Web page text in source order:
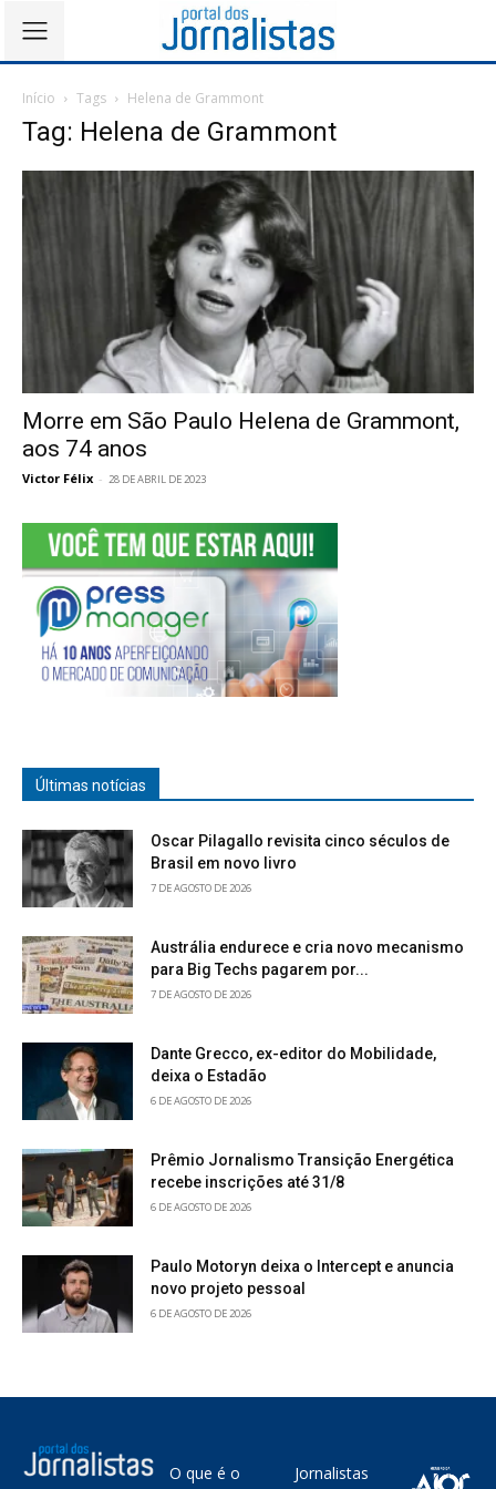
Início Tags Helena de Grammont
Tag: Helena de Grammont
Morre em São Paulo Helena de Grammont,
aos 74 anos
Victor Félix - 28 DE ABRIL DE 2023
Últimas notícias
Oscar Pilagallo revisita cinco séculos de
Brasil em novo livro
7 DE AGOSTO DE 2026
Austrália endurece e cria novo mecanismo
para Big Techs pagarem por...
7 DE AGOSTO DE 2026
Dante Grecco, ex-editor do Mobilidade,
deixa o Estadão
6 DE AGOSTO DE 2026
Prêmio Jornalismo Transição Energética
recebe inscrições até 31/8
6 DE AGOSTO DE 2026
Paulo Motoryn deixa o Intercept e anuncia
novo projeto pessoal
6 DE AGOSTO DE 2026
O que é o Jornalistas